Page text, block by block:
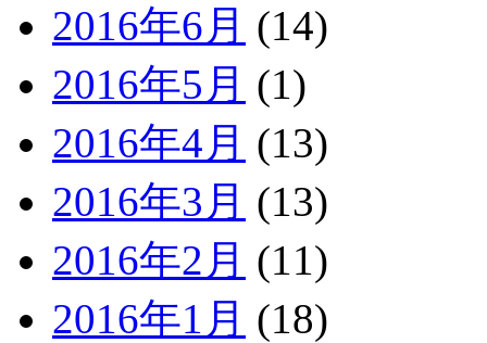
2016年6月 (14)
2016年5月 (1)
2016年4月 (13)
2016年3月 (13)
2016年2月 (11)
2016年1月 (18)